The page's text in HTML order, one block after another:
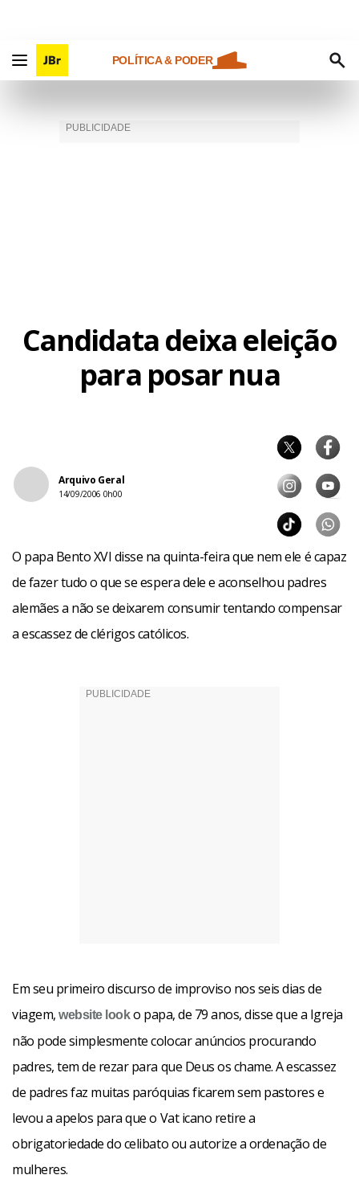
POLÍTICA & PODER
Candidata deixa eleição
para posar nua
Arquivo Geral
14/09/2006 0h00
O papa Bento XVI disse na quinta-feira que nem ele é capaz
de fazer tudo o que se espera dele e aconselhou padres
alemães a não se deixarem consumir tentando compensar
a escassez de clérigos católicos.
Em seu primeiro discurso de improviso nos seis dias de
viagem,website looko papa, de 79 anos, disse que a Igreja
não pode simplesmente colocar anúncios procurando
padres, tem de rezar para que Deus os chame. A escassez
de padres faz muitas paróquias ficarem sem pastores e
levou a apelos para que o Vat icano retire a
obrigatoriedade do celibato ou autorize a ordenação de
mulheres.